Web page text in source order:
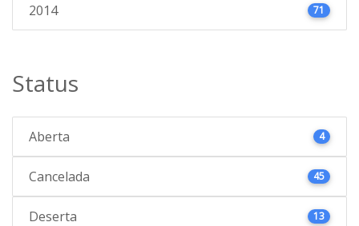
2014 71
Status
Aberta 4
Cancelada 45
Deserta 13